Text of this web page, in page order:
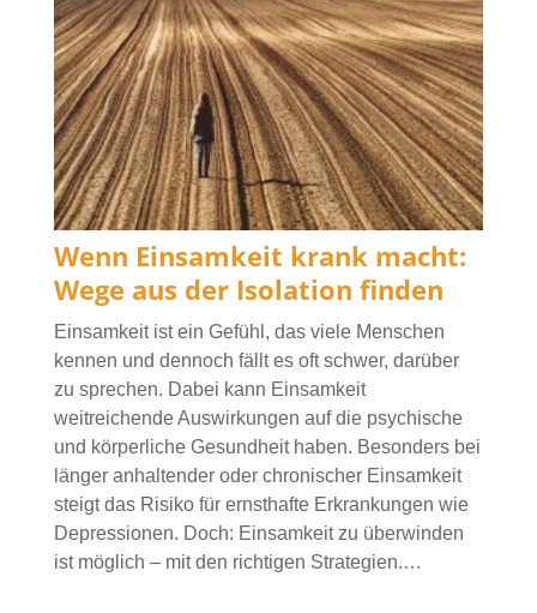
Wenn Einsamkeit krank macht:
Wege aus der Isolation finden
Einsamkeit ist ein Gefühl, das viele Menschen
kennen und dennoch fällt es oft schwer, darüber
zu sprechen. Dabei kann Einsamkeit
weitreichende Auswirkungen auf die psychische
und körperliche Gesundheit haben. Besonders bei
länger anhaltender oder chronischer Einsamkeit
steigt das Risiko für ernsthafte Erkrankungen wie
Depressionen. Doch: Einsamkeit zu überwinden
ist möglich – mit den richtigen Strategien.…